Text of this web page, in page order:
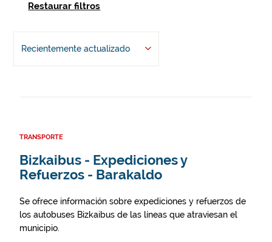
Restaurar filtros
Recientemente actualizado
TRANSPORTE
Bizkaibus - Expediciones y
Refuerzos - Barakaldo
Se ofrece información sobre expediciones y refuerzos de
los autobuses Bizkaibus de las líneas que atraviesan el
municipio.